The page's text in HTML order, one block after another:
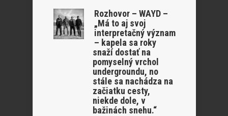
Rozhovor – WAYD –
„Má to aj svoj
interpretačný význam
– kapela sa roky
snaží dostať na
pomyselný vrchol
undergroundu, no
stále sa nachádza na
začiatku cesty,
niekde dole, v
bažinách snehu.“